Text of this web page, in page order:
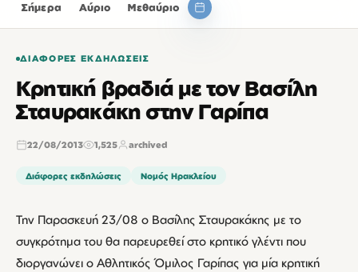
Σήμερα Αύριο Μεθαύριο
ΔΙΆΦΟΡΕΣ ΕΚΔΗΛΏΣΕΙΣ
Κρητική βραδιά με τον Βασίλη
Σταυρακάκη στην Γαρίπα
22/08/2013 1,525 archived
Διάφορες εκδηλώσεις Νομός Ηρακλείου
Την Παρασκευή 23/08 ο Βασίλης Σταυρακάκης με το
συγκρότημα του θα παρευρεθεί στο κρητικό γλέντι που
διοργανώνει ο Αθλητικός Όμιλος Γαρίπας για μία κρητική